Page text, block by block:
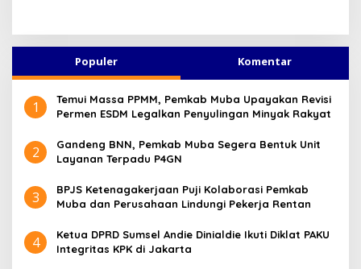
Populer Komentar
1
Temui Massa PPMM, Pemkab Muba Upayakan Revisi
Permen ESDM Legalkan Penyulingan Minyak Rakyat
2
Gandeng BNN, Pemkab Muba Segera Bentuk Unit
Layanan Terpadu P4GN
3
BPJS Ketenagakerjaan Puji Kolaborasi Pemkab
Muba dan Perusahaan Lindungi Pekerja Rentan
4
Ketua DPRD Sumsel Andie Dinialdie Ikuti Diklat PAKU
Integritas KPK di Jakarta